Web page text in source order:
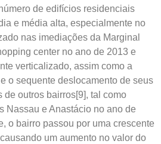
de edifícios residenciais
e média alta, especialmente no
nas imediações da Marginal
center no ano de 2013 e
verticalizado, assim como a
o sequente deslocamento de seus
de outros bairros[9], tal como
Nassau e Anastácio no ano de
o bairro passou por uma crescente
um aumento no valor do